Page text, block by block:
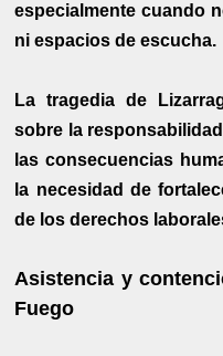
especialmente cuando
ni espacios de escucha.
La tragedia de
sobre la
las consecuencias
la necesidad de
de los derechos
Asistencia y
Fuego